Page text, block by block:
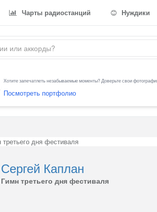
Чарты радиостанций Нуждики
Хотите запечатлеть незабываемые моменты? Доверьте свои
Посмотреть портфолио
третьего дня фестиваля
Сергей Каплан
Гимн третьего дня фестиваля